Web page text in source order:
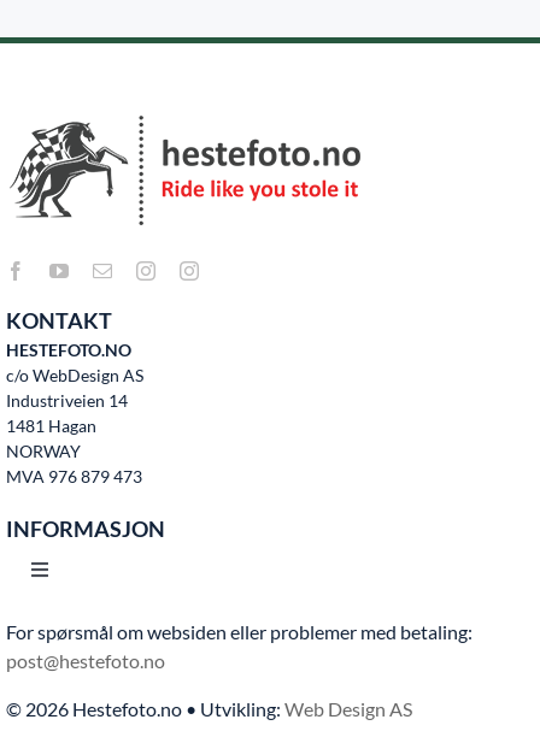
KONTAKT
HESTEFOTO.NO
c/o WebDesign AS
Industriveien 14
1481 Hagan
NORWAY
MVA 976 879 473
INFORMASJON
Toggle
Hjem
Bruksvilkår
For spørsmål om websiden eller problemer med betaling:
post@hestefoto.no
© 2026 Hestefoto.no • Utvikling: Web Design AS